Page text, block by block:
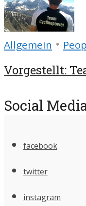
Allgemein •
Vorgestellt:
Social
facebook
twitter
instagram